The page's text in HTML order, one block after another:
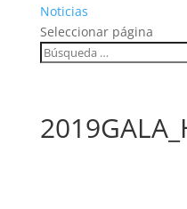
Noticias
Seleccionar página